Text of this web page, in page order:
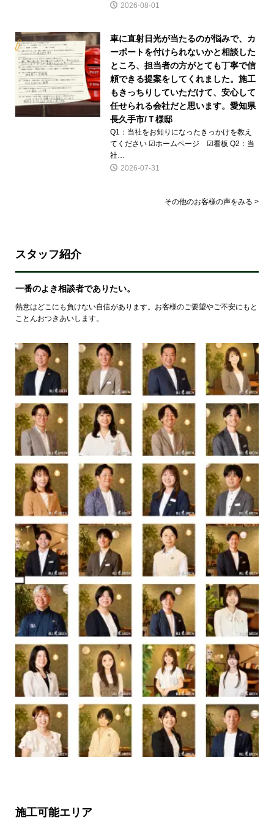
2026-08-01
車に直射日光が当たるのが悩みで、カ
ーポートを付けられないかと相談した
ところ、担当者の方がとても丁寧で信
頼できる提案をしてくれました。施工
もきっちりしていただけて、安心して
任せられる会社だと思います。愛知県
長久手市/Ｔ様邸
Q1：当社をお知りになったきっかけを教え
てください ☑ホームページ ☑看板 Q2：当
社…
2026-07-31
その他のお客様の声をみる >
スタッフ紹介
一番のよき相談者でありたい。
熱意はどこにも負けない自信があります。お客様のご要望やご不安にもと
ことんおつきあいします。
施工可能エリア